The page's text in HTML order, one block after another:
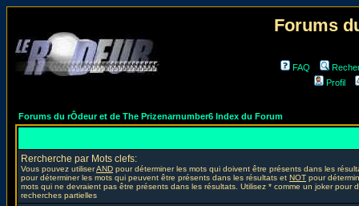
Forums
FAQ
Profil
Forums du rÔdeur et de The Prizenarnumber6 Index du Forum
Rercherche par Mots clefs:
Vous pouvez utiliserAND pour déterminer les mots qui doivent être présents dans les
pour déterminer les mots qui peuvent être présents dans les résultats et NOT pour
mots qui ne devraient pas être présents dans les résultats. Utilisez * comme un joker pour
recherches partielles